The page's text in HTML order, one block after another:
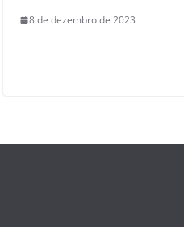
8 de dezembro de 2023